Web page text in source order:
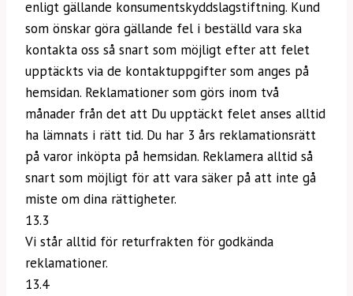
enligt gällande konsumentskyddslagstiftning. Kund
som önskar göra gällande fel i beställd vara ska
kontakta oss så snart som möjligt efter att felet
upptäckts via de kontaktuppgifter som anges på
hemsidan. Reklamationer som görs inom två
månader från det att Du upptäckt felet anses alltid
ha lämnats i rätt tid. Du har 3 års reklamationsrätt
på varor inköpta på hemsidan. Reklamera alltid så
snart som möjligt för att vara säker på att inte gå
miste om dina rättigheter.
13.3
Vi står alltid för returfrakten för godkända
reklamationer.
13.4